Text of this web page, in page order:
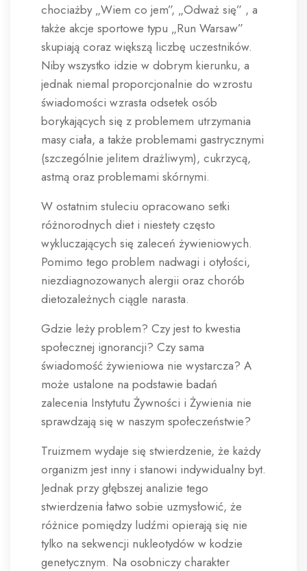
chociażby „Wiem co jem”, „Odważ się” , a
także akcje sportowe typu „Run Warsaw”
skupiają coraz większą liczbę uczestników.
Niby wszystko idzie w dobrym kierunku, a
jednak niemal proporcjonalnie do wzrostu
świadomości wzrasta odsetek osób
borykających się z problemem utrzymania
masy ciała, a także problemami gastrycznymi
(szczególnie jelitem drażliwym), cukrzycą,
astmą oraz problemami skórnymi.
W ostatnim stuleciu opracowano setki
różnorodnych diet i niestety często
wykluczających się zaleceń żywieniowych.
Pomimo tego problem nadwagi i otyłości,
niezdiagnozowanych alergii oraz chorób
dietozależnych ciągle narasta.
Gdzie leży problem? Czy jest to kwestia
społecznej ignorancji? Czy sama
świadomość żywieniowa nie wystarcza? A
może ustalone na podstawie badań
zalecenia Instytutu Żywności i Żywienia nie
sprawdzają się w naszym społeczeństwie?
Truizmem wydaje się stwierdzenie, że każdy
organizm jest inny i stanowi indywidualny byt.
Jednak przy głębszej analizie tego
stwierdzenia łatwo sobie uzmysłowić, że
różnice pomiędzy ludźmi opierają się nie
tylko na sekwencji nukleotydów w kodzie
genetycznym. Na osobniczy charakter